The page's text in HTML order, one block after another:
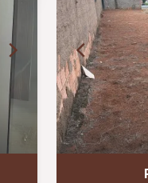
Piso em
granito;
Sistema
alarme,
dos